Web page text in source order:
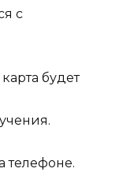
с
телефоне.